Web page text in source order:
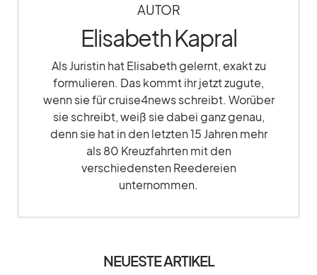
AUTOR
Elisabeth Kapral
Als Juristin hat Elisabeth gelernt, exakt zu
formulieren. Das kommt ihr jetzt zugute,
wenn sie für cruise4news schreibt. Worüber
sie schreibt, weiß sie dabei ganz genau,
denn sie hat in den letzten 15 Jahren mehr
als 80 Kreuzfahrten mit den
verschiedensten Reedereien
unternommen.
NEUESTE ARTIKEL